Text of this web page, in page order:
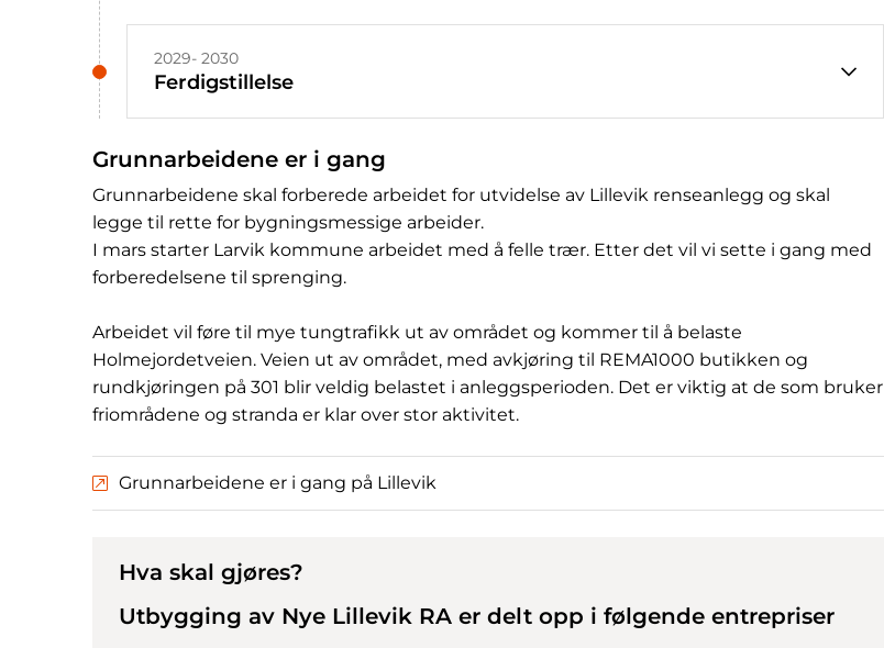
2029- 2030
Ferdigstillelse
Grunnarbeidene er i gang
Grunnarbeidene skal forberede arbeidet for utvidelse av Lillevik renseanlegg og skal
legge til rette for bygningsmessige arbeider.
I mars starter Larvik kommune arbeidet med å felle trær. Etter det vil vi sette i gang med
forberedelsene til sprenging.
Arbeidet vil føre til mye tungtrafikk ut av området og kommer til å belaste
Holmejordetveien. Veien ut av området, med avkjøring til REMA1000 butikken og
rundkjøringen på 301 blir veldig belastet i anleggsperioden. Det er viktig at de som bruker
friområdene og stranda er klar over stor aktivitet.
Grunnarbeidene er i gang på Lillevik
Hva skal gjøres?
Utbygging av Nye Lillevik RA er delt opp i følgende entrepriser